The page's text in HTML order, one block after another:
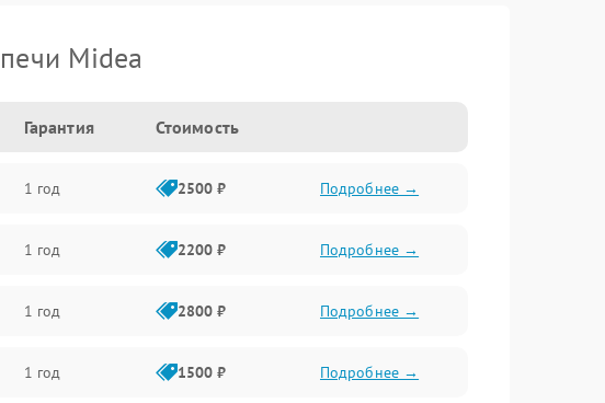
Midea
Гарантия Стоимость
1 год 2500 ₽ Подробнее →
1 год 2200 ₽ Подробнее →
1 год 2800 ₽ Подробнее →
1 год 1500 ₽ Подробнее →